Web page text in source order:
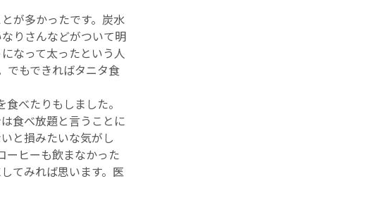
が多かったです。炭水
りさんなどがついて明
なって太ったという人
でもできればタニタ食
べたりもしました。
食べ放題と言うことに
と損みたいな気がし
ーヒーも飲まなかった
てみれば思います。医